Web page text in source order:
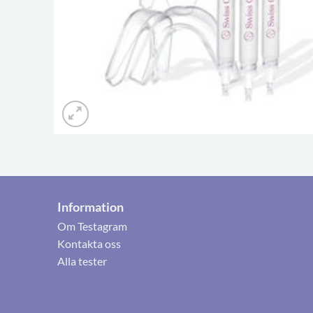
Information
Om Testagram
Kontakta oss
Alla tester